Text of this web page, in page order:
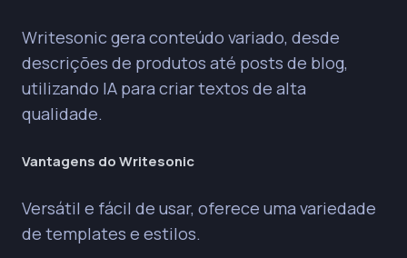
Writesonic gera conteúdo variado, desde
descrições de produtos até posts de blog,
utilizando IA para criar textos de alta
qualidade.
Vantagens do Writesonic
Versátil e fácil de usar, oferece uma variedade
de templates e estilos.